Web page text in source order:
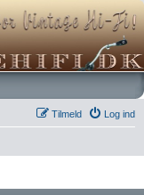
Log ind
Tilmeld